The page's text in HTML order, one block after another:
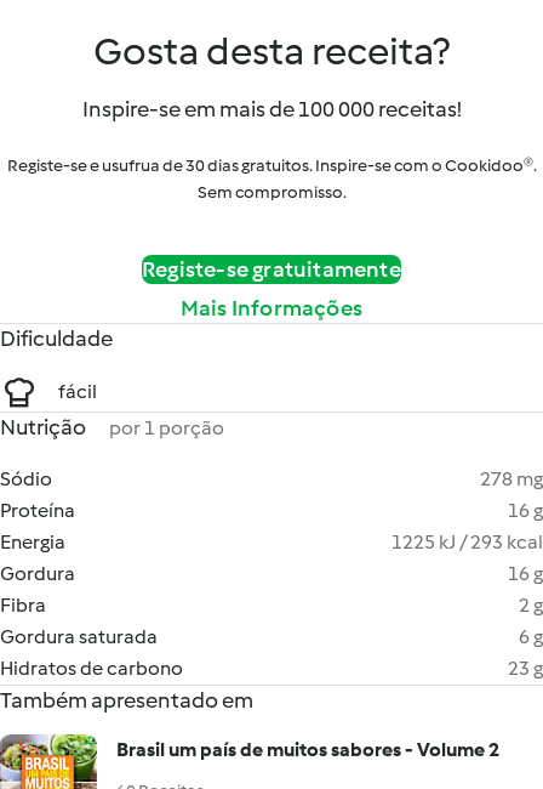
Gosta desta receita?
Inspire-se em mais de 100 000 receitas!
Registe-se e usufrua de 30 dias gratuitos. Inspire-se com o Cookidoo®.
Sem compromisso.
Registe-se gratuitamente
Mais Informações
Dificuldade
fácil
Nutrição por 1 porção
Sódio
278 mg
Proteína
16 g
Energia
1225 kJ / 293 kcal
Gordura
16 g
Fibra
2 g
Gordura saturada
6 g
Hidratos de carbono
23 g
Também apresentado em
Brasil um país de muitos sabores - Volume 2